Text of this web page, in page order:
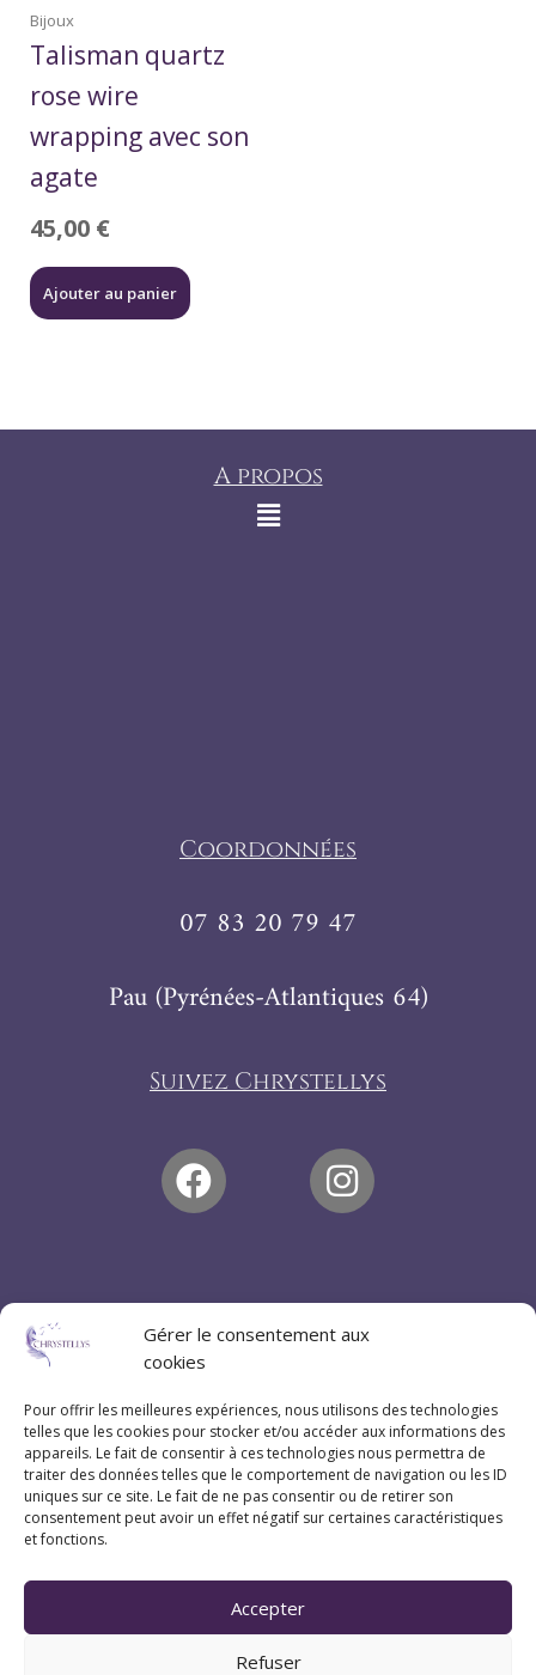
Gérer le consentement aux
cookies
Pour offrir les meilleures expériences, nous utilisons des technologies
telles que les cookies pour stocker et/ou accéder aux informations des
appareils. Le fait de consentir à ces technologies nous permettra de
traiter des données telles que le comportement de navigation ou les ID
uniques sur ce site. Le fait de ne pas consentir ou de retirer son
consentement peut avoir un effet négatif sur certaines caractéristiques
et fonctions.
Accepter
Refuser
Bijoux
Talisman quartz
rose wire
wrapping avec son
agate
45,00 €
Ajouter au panier
A propos
Coordonnées
07 83 20 79 47
Pau (Pyrénées-Atlantiques 64)
Suivez Chrystellys
Du lundi au vendredi : 9h-12h / 13h-18h